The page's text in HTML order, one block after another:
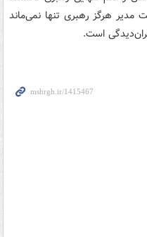
هرگز رهبری تنها نمی‌ماند
است.